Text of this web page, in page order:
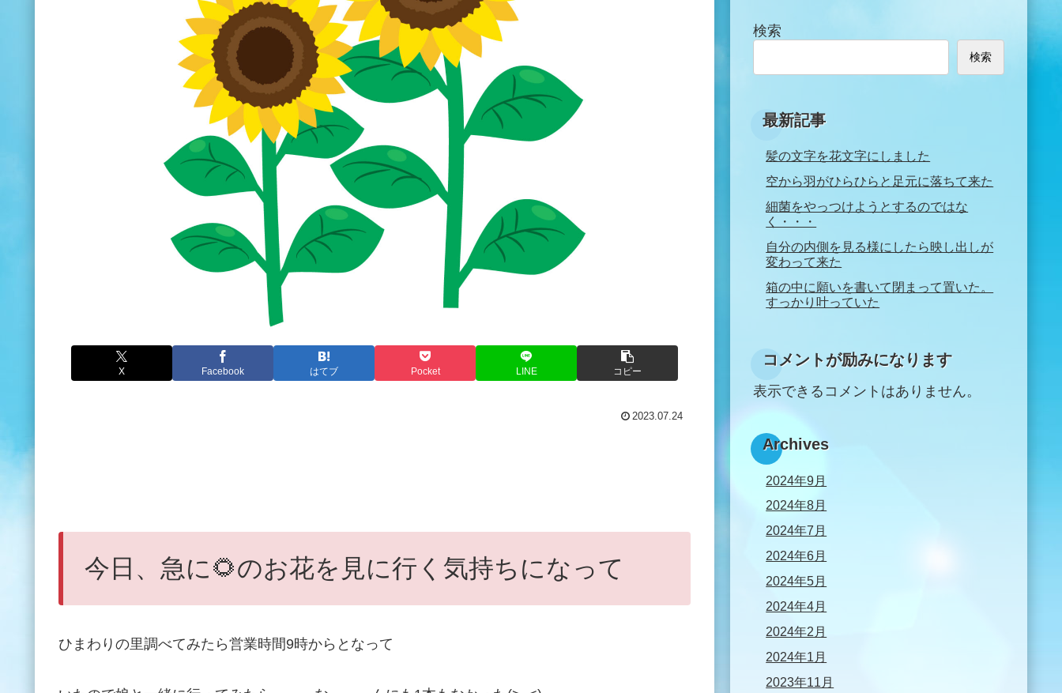
X Facebook はてブ Pocket LINE コピー
2023.07.24
今日、急に🌻のお花を見に行く気持ちになって
ひまわりの里調べてみたら営業時間9時からとなって
検索
検索
最新記事
髪の文字を花文字にしました
空から羽がひらひらと足元に落ちて来た
細菌をやっつけようとするのではな
く・・・
自分の内側を見る様にしたら映し出しが
変わって来た
箱の中に願いを書いて閉まって置いた。
すっかり叶っていた
コメントが励みになります
表示できるコメントはありません。
Archives
2024年9月
2024年8月
2024年7月
2024年6月
2024年5月
2024年4月
2024年2月
2024年1月
2023年11月